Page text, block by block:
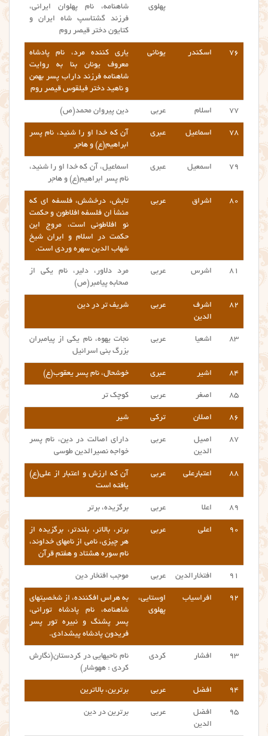
پهلوی
شاهنامه، نام پهلوان ایرانی،
فرزند گشتاسپ شاه ایران و
کتایون دختر قیصر روم
۷۶ اسکندر یونانی
یاری کننده مرد، نام پادشاه
معروف یونان بنا به روایت
شاهنامه فرزند داراب پسر بهمن
و ناهید دختر فیلقوس قیصر روم
۷۷ اسلام عربی دین پیروان محمد(ص)
۷۸ اسماعیل عبری
آن که خدا او را شنید، نام پسر
ابراهیم(ع) و هاجر
۷۹ اسمعیل عبری
اسماعیل، آن که خدا او را شنید،
نام پسر ابراهیم(ع) و هاجر
۸۰ اشراق عربی
تابش، درخشش، فلسفه ای که
منشأ ان فلسفه افلاطون و حکمت
نو افلاطونی است، مروج این
حکمت در اسلام و ایران شیخ
شهاب الدین سهره وردی است.
۸۱ اشرس عربی
مرد دلاور، دلیر، نام یکی از
صحابه پیامبر(ص)
۸۲
اشرف
الدین
عربی شریف تر در دین
۸۳ اشعیا عربی
نجات یهوه، نام یکی از پیامبران
بزرگ بنی اسرائیل
۸۴ اشیر عبری خوشحال، نام پسر یعقوب(ع)
۸۵ اصغر عربی کوچک تر
۸۶ اصلان ترکی شیر
۸۷
اصیل
الدین
عربی
دارای اصالت در دین، نام پسر
خواجه نصیرالدین طوسی
۸۸ اعتبارعلی عربی
آن که ارزش و اعتبار از علی(ع)
یافته است
۸۹ اعلا عربی برگزیده، برتر
۹۰ اعلی عربی
برتر، بالاتر، بلندتر، برگزیده از
هر چیزی، نامی از نامهای خداوند،
نام سوره هشتاد و هفتم قرآن
۹۱ افتخارالدین عربی موجب افتخار دین
۹۲ افراسیاب
اوستایی،
پهلوی
به هراس افکننده، از شخصیتهای
شاهنامه، نام پادشاه تورانی،
پسر پشنگ و نبیره تور پسر
فریدون پادشاه پیشدادی.
۹۳ افشار کردی
نام ناحیهایی در کردستان(نگارش
کردی : ههوشار)
۹۴ افضل عربی برترین، بالاترین
۹۵
افضل
الدین
عربی برترین در دین